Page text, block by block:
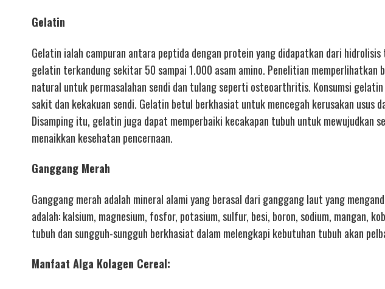
Gelatin
Gelatin ialah campuran antara peptida dengan protein yang didapatkan dari
gelatin terkandung sekitar 50 sampai 1.000 asam amino. Penelitian memperlihatkan
natural untuk permasalahan sendi dan tulang seperti osteoarthritis. Konsumsi
sakit dan kekakuan sendi. Gelatin betul berkhasiat untuk mencegah kerusakan usus
Disamping itu, gelatin juga dapat memperbaiki kecakapan tubuh untuk mewujudkan
menaikkan kesehatan pencernaan.
Ganggang Merah
Ganggang merah adalah mineral alami yang berasal dari ganggang laut yang
adalah: kalsium, magnesium, fosfor, potasium, sulfur, besi, boron, sodium, mangan,
tubuh dan sungguh-sungguh berkhasiat dalam melengkapi kebutuhan tubuh akan
Manfaat Alga Kolagen Cereal: